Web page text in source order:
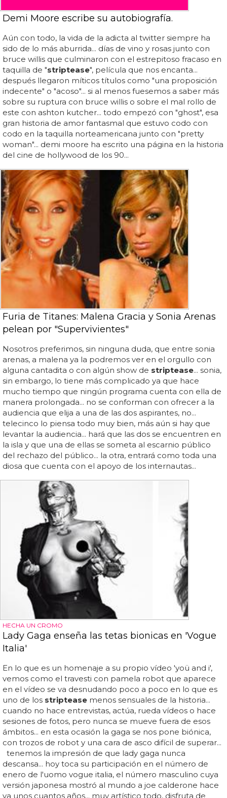
Demi Moore escribe su autobiografía.
Aún con todo, la vida de la adicta al twitter siempre ha
sido de lo más aburrida... días de vino y rosas junto con
bruce willis que culminaron con el estrepitoso fracaso en
taquilla de "striptease", película que nos encanta...
después llegaron míticos títulos como "una proposición
indecente" o "acoso"... si al menos fuesemos a saber más
sobre su ruptura con bruce willis o sobre el mal rollo de
este con ashton kutcher... todo empezó con "ghost", esa
gran historia de amor fantasmal que estuvo codo con
codo en la taquilla norteamericana junto con "pretty
woman"... demi moore ha escrito una página en la historia
del cine de hollywood de los 90...
Furia de Titanes: Malena Gracia y Sonia Arenas
pelean por "Supervivientes"
Nosotros preferimos, sin ninguna duda, que entre sonia
arenas, a malena ya la podremos ver en el orgullo con
alguna cantadita o con algún show de striptease... sonia,
sin embargo, lo tiene más complicado ya que hace
mucho tiempo que ningún programa cuenta con ella de
manera prolongada... no se conforman con ofrecer a la
audiencia que elija a una de las dos aspirantes, no...
telecinco lo piensa todo muy bien, más aún si hay que
levantar la audiencia... hará que las dos se encuentren en
la isla y que una de ellas se someta al escarnio público
del rechazo del público... la otra, entrará como toda una
diosa que cuenta con el apoyo de los internautas...
HECHA UN CROMO
Lady Gaga enseña las tetas bionicas en 'Vogue
Italia'
En lo que es un homenaje a su propio vídeo 'yoü and i',
vemos como el travesti con pamela robot que aparece
en el vídeo se va desnudando poco a poco en lo que es
uno de los striptease menos sensuales de la historia...
cuando no hace entrevistas, actúa, rueda vídeos o hace
sesiones de fotos, pero nunca se mueve fuera de esos
ámbitos... en esta ocasión la gaga se nos pone biónica,
con trozos de robot y una cara de asco difícil de superar...
tenemos la impresión de que lady gaga nunca
descansa... hoy toca su participación en el número de
enero de l'uomo vogue italia, el número masculino cuya
versión japonesa mostró al mundo a joe calderone hace
ya unos cuantos años... muy artístico todo, disfruta de